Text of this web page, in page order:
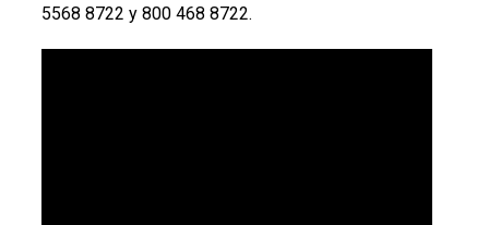
5568 8722 y 800 468 8722.